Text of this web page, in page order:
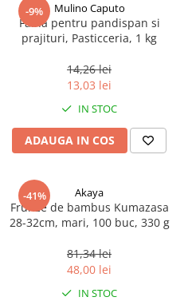
Uleiuri speciale/presate la rece
Ulei de masline extravirgin
Ulei Gewurzgarten
Ulei Huilerie Beaujolaise
Ulei Huileries du Berry
Uleiuri aromatizate
Ulei Wiberg Gastro
-9% Mulino Caputo
Faina pentru pandispan si
prajituri, Pasticceria, 1 kg
14,26 lei
13,03 lei
IN STOC
ADAUGA IN COS
-41% Akaya
Frunze de bambus Kumazasa
28-32cm, mari, 100 buc, 330 g
81,34 lei
48,00 lei
IN STOC